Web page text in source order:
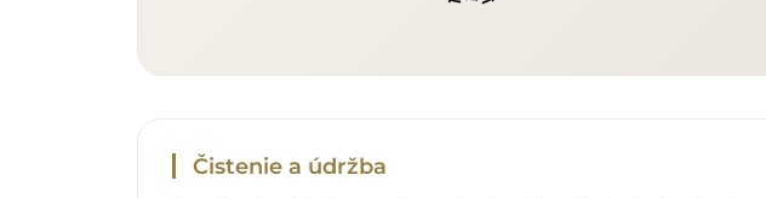
Čistenie a údržba